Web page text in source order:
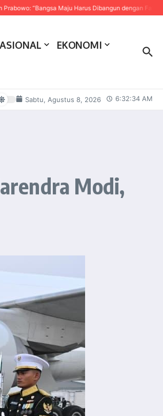
Maju Harus Dibangun dengan Fakta dan Sains”
EKONOMI
Sabtu, Agustus 8, 2026 6:32:35 AM
Modi,